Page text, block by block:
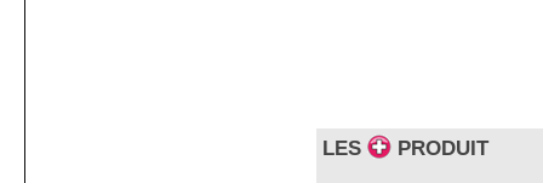
LES
PRODUIT